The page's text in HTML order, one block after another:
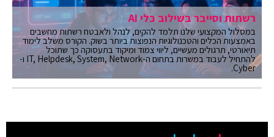
רשתות וסייבר בשילוב כלי AI
במסלול המקצועי שלנו תלמד להקים, לנהל ולאבטח רשתות מחשבים
באמצעות הכלים והטכנולוגיות הנפוצות ביותר בשוק. הקורס משלב לימוד
תיאורטי, תרגולים מעשיים, ליווי צמוד ומיקוד בתעסוקה כך שתוכל
להתחיל לעבוד במשרות בתחום ה-IT, Helpdesk, System, Network ו-
Cyber.